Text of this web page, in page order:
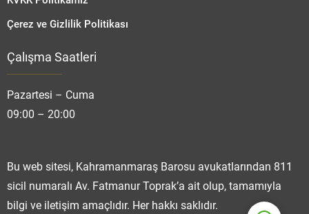
Çerez ve Gizlilik Politikası
Çalışma Saatleri
Pazartesi – Cuma
09:00 – 20:00
Bu web sitesi, Kahramanmaraş Barosu avukatlarından 811
sicil numaralı Av. Fatmanur Toprak’a ait olup, tamamıyla
bilgi ve iletişim amaçlıdır. Her hakkı saklıdır.
Cevap Yaz